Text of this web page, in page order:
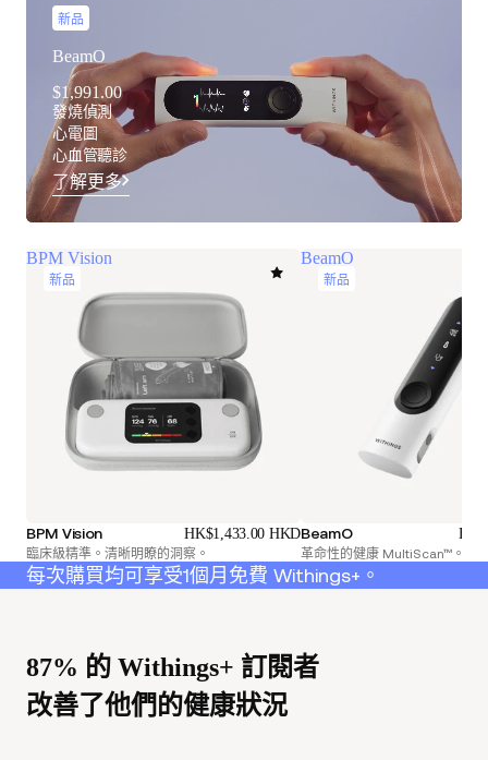
新品
BeamO
$1,991.00
發燒偵測
心電圖
心血管聽診
了解更多
BPM Vision
新品
BPM Vision HK$1,433.00 HKD
臨床級精準。清晰明瞭的洞察。
BeamO
新品
BeamO
革命性的健康 MultiScan™。
每次購買均可享受1個月免費 Withings+。
87% 的 Withings+ 訂閱者
改善了他們的健康狀況